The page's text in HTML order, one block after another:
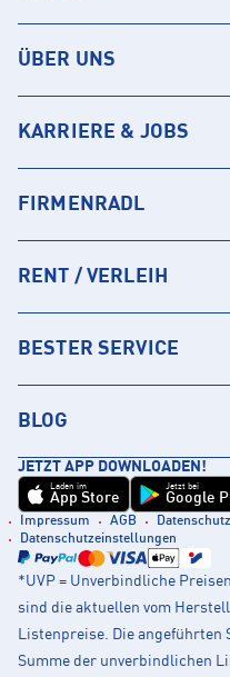
ÜBER UNS
KARRIERE & JOBS
FIRMENRADL
RENT / VERLEIH
BESTER SERVICE
BLOG
JETZT APP DOWNLOADEN!
Laden im
App Store
Jetzt bei
Google
Impressum AGB Datenschutz
Datenschutzeinstellungen
*UVP = Unverbindliche
sind die aktuellen vom
Listenpreise. Die angeführten
Summe der unverbindlichen